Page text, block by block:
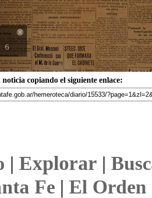
6
copiando el siguiente enlace:
| Explorar |
Fe| El Orden